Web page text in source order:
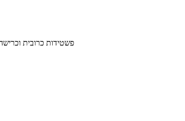
פשטידות כרובית וכרישה אישיות